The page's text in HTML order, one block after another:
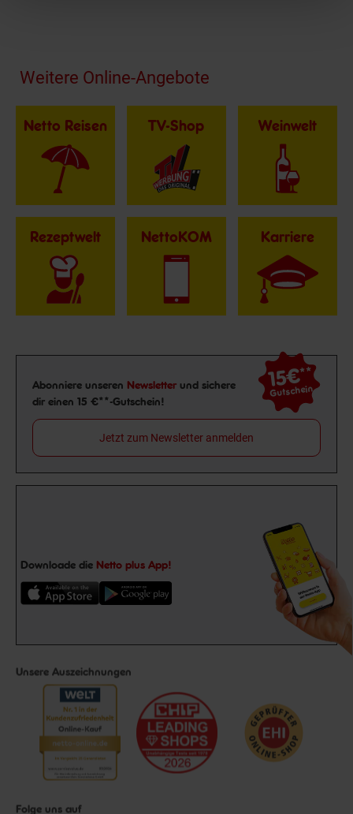
Fußzeile
Weitere Online-Angebote
Netto Reisen TV-Shop Weinwelt
Rezeptwelt NettoKOM Karriere
Newsletter Anmeldung
Abonniere unseren Newsletter und sichere
dir einen 15 €**-Gutschein!
15€**
Gutschein
Jetzt zum Newsletter anmelden
Downloade die Netto plus App!
Unsere Auszeichnungen
Folge uns auf